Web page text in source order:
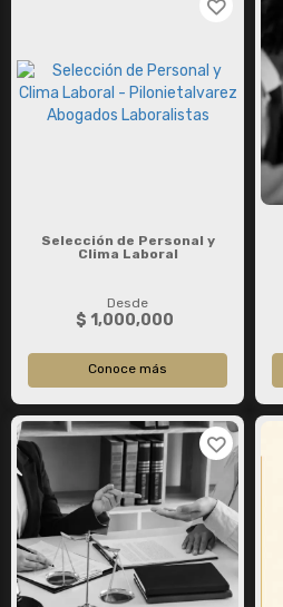
Selección de Personal y
Clima Laboral
Desde
$ 1,000,000
Conoce más